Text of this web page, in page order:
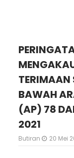
TERIMAAN
BAWAH
(AP) 78
2021
Butiran 20 Mei